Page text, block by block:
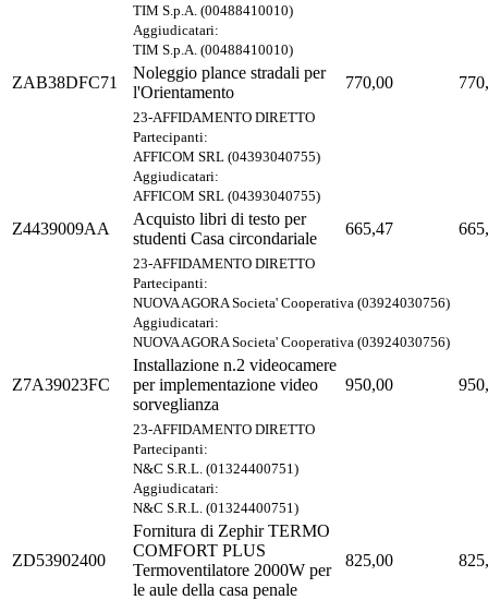
TIM S.p.A. (00488410010)
Aggiudicatari:
TIM S.p.A. (00488410010)
ZAB38DFC71
Noleggio plance stradali per
l'Orientamento
770,00
23-AFFIDAMENTO DIRETTO
Partecipanti:
AFFICOM SRL (04393040755)
Aggiudicatari:
AFFICOM SRL (04393040755)
Z4439009AA
Acquisto libri di testo per
studenti Casa circondariale
665,47
23-AFFIDAMENTO DIRETTO
Partecipanti:
NUOVA AGORA Societa' Cooperativa (03924030756)
Aggiudicatari:
NUOVA AGORA Societa' Cooperativa (03924030756)
Z7A39023FC
Installazione n.2 videocamere
per implementazione video
sorveglianza
950,00
23-AFFIDAMENTO DIRETTO
Partecipanti:
N&C S.R.L. (01324400751)
Aggiudicatari:
N&C S.R.L. (01324400751)
ZD53902400
Fornitura di Zephir TERMO
COMFORT PLUS
Termoventilatore 2000W per
le aule della casa penale
825,00